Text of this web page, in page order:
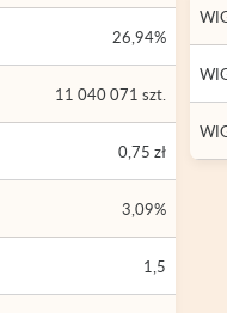
26,94%
11 040 071 szt.
0,75 zł
3,09%
1,5